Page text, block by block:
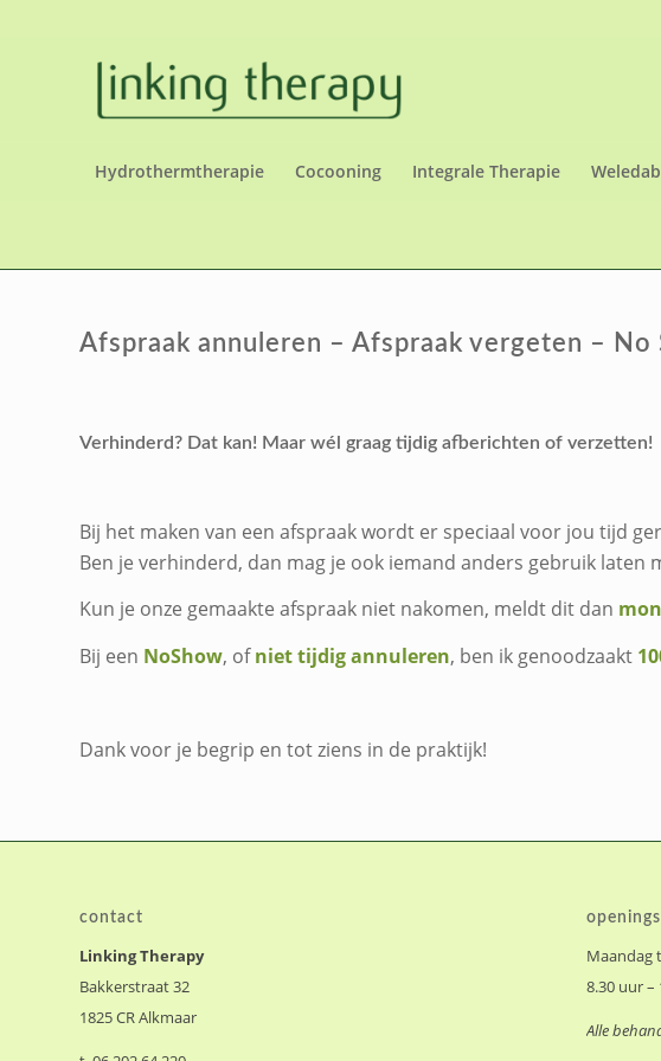
Hydrothermtherapie Cocooning Integrale Therapie
Afspraak annuleren – Afspraak vergeten – No
Verhinderd? Dat kan! Maar wél graag tijdig afberichten of verzetten!
Bij het maken van een afspraak wordt er speciaal voor jou tijd
Ben je verhinderd, dan mag je ook iemand anders gebruik laten
Kun je onze gemaakte afspraak niet nakomen, meldt dit dan
Bij een NoShow, ofniet tijdig annuleren, ben ik genoodzaakt
Dank voor je begrip en tot ziens in de praktijk!
contact
Linking Therapy
Bakkerstraat 32
1825 CR Alkmaar
Maandag
8.30 uur –
Alle